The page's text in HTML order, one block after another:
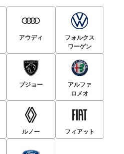
アウディ
フォルクス
ワーゲン
プジョー
アルファ
ロメオ
ルノー フィアット